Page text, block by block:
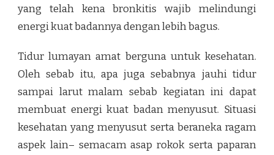
yang telah kena bronkitis wajib melindungi
energi kuat badannya dengan lebih bagus.
Tidur lumayan amat berguna untuk kesehatan.
Oleh sebab itu, apa juga sebabnya jauhi tidur
sampai larut malam sebab kegiatan ini dapat
membuat energi kuat badan menyusut. Situasi
kesehatan yang menyusut serta beraneka ragam
aspek lain– semacam asap rokok serta paparan